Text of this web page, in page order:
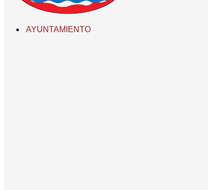
AYUNTAMIENTO